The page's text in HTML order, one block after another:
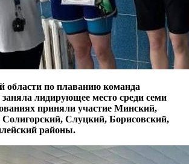
области по плаванию команда
лидирующее место среди семи
приняли участие Минский,
Слуцкий, Борисовский,
районы.